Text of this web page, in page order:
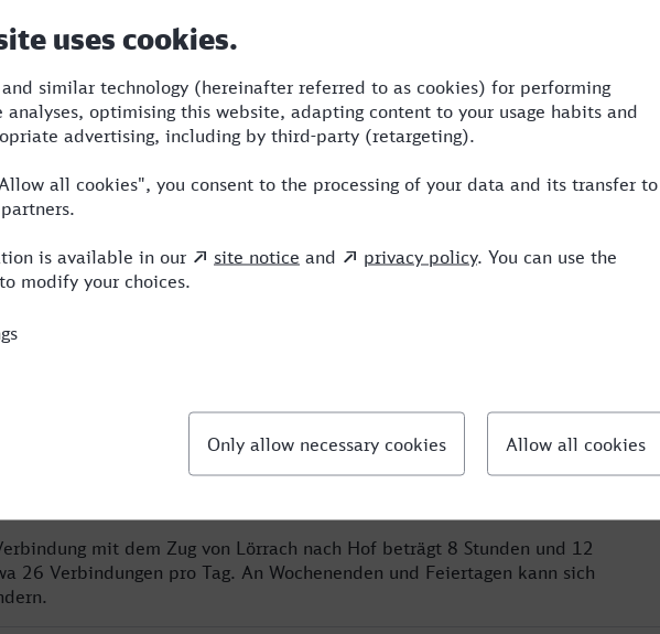
8:12 5 BUS,SBB,RE,ICE
mit dem Zug von Lörrach nach Hof beträgt 8 Stunden und 12
26 Verbindungen pro Tag. An Wochenenden und Feiertagen kann sich